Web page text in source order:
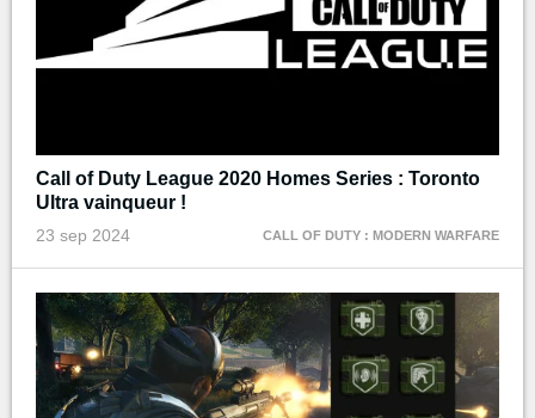
Call of Duty League 2020 Homes Series : Toronto
Ultra vainqueur !
23 sep 2024 CALL OF DUTY : MODERN WARFARE